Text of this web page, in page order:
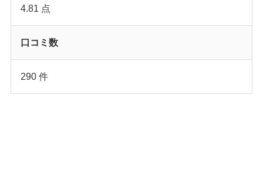
4.81 点
口コミ数
290 件